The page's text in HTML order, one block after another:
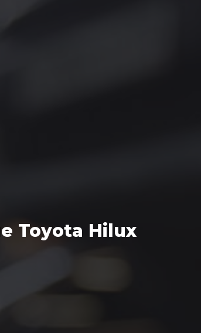
Toyota Hilux